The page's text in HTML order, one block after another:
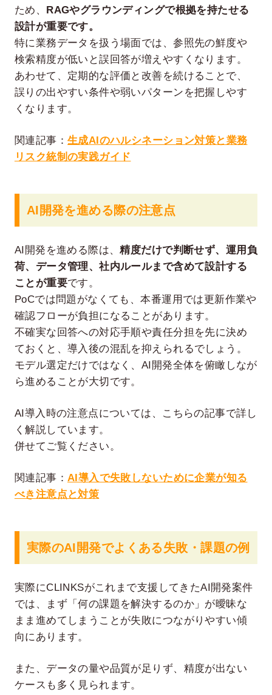
ため、 RAGやグラウンディングで根拠を持たせる
設計が重要です。
特に業務データを扱う場面では、参照先の鮮度や
検索精度が低いと誤回答が増えやすくなります。
あわせて、定期的な評価と改善を続けることで、
誤りの出やすい条件や弱いパターンを把握しやす
くなります。
関連記事： 生成AIのハルシネーション対策と業務
リスク統制の実践ガイド
AI開発を進める際の注意点
AI開発を進める際は、精度だけで判断せず、運用負
荷、データ管理、社内ルールまで含めて設計する
ことが重要です。
PoCでは問題がなくても、本番運用では更新作業や
確認フローが負担になることがあります。
不確実な回答への対応手順や責任分担を先に決め
ておくと、導入後の混乱を抑えられるでしょう。
モデル選定だけではなく、AI開発全体を俯瞰しなが
ら進めることが大切です。
AI導入時の注意点については、こちらの記事で詳し
く解説しています。
併せてご覧ください。
関連記事： AI導入で失敗しないために企業が知る
べき注意点と対策
実際のAI開発でよくある失敗・課題の例
実際にCLINKSがこれまで支援してきたAI開発案件
では、まず「何の課題を解決するのか」が曖昧な
まま進めてしまうことが失敗につながりやすい傾
向にあります。
また、データの量や品質が足りず、精度が出ない
ケースも多く見られます。